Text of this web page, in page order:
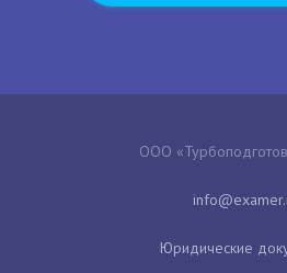
ООО
Юридические